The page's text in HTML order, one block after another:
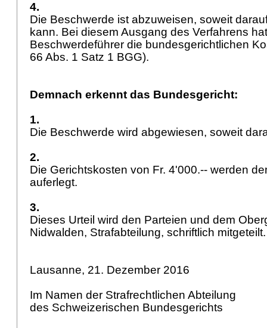
4.
Die Beschwerde ist abzuweisen, soweit
kann. Bei diesem Ausgang des Verfahrens
Beschwerdeführer die bundesgerichtlichen
66 Abs. 1 Satz 1 BGG).
Demnach erkennt das Bundesgericht:
1.
Die Beschwerde wird abgewiesen, soweit
2.
Die Gerichtskosten von Fr. 4'000.-- werden
auferlegt.
3.
Dieses Urteil wird den Parteien und dem
Nidwalden, Strafabteilung, schriftlich
Lausanne, 21. Dezember 2016
Im Namen der Strafrechtlichen Abteilung
des Schweizerischen Bundesgerichts